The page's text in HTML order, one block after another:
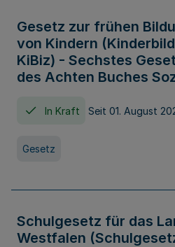
Gesetz zur frühen
von Kindern
KiBiz) - Sechstes
des Achten Buches
In Kraft Seit 01. August
Gesetz
Schulgesetz für das
Westfalen